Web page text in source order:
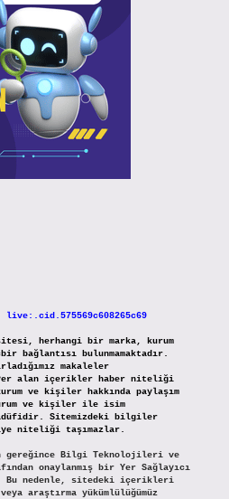
live:.cid.575569c608265c69
herhangi bir marka, kurum
bağlantısı bulunmamaktadır.
makaleler
yer alan içerikler haber niteliği
ve kişiler hakkında paylaşım
ve kişiler ile isim
Sitemizdeki bilgiler
niteliği taşımazlar.
gereğince Bilgi Teknolojileri ve
onaylanmış bir Yer Sağlayıcı
Bu nedenle, sitedeki içerikleri
araştırma yükümlülüğümüz